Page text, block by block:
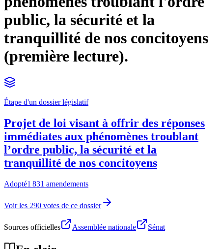
public, la sécurité et la
tranquillité de nos concitoyens
(première lecture).
Étape d'un dossier législatif
Projet de loi visant à offrir des réponses
immédiates aux phénomènes troublant
l’ordre public, la sécurité et la
tranquillité de nos concitoyens
Adopté1 831 amendements
Voir les 290 votes de ce dossier
Sources officielles Assemblée nationale Sénat